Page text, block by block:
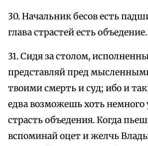
30. Начальник бесов есть
глава страстей есть объедение.
31. Сидя за столом,
представляй пред
твоими смерть и суд; ибо и
едва возможешь хоть немного
страсть объедения. Когда
вспоминай оцет и желчь